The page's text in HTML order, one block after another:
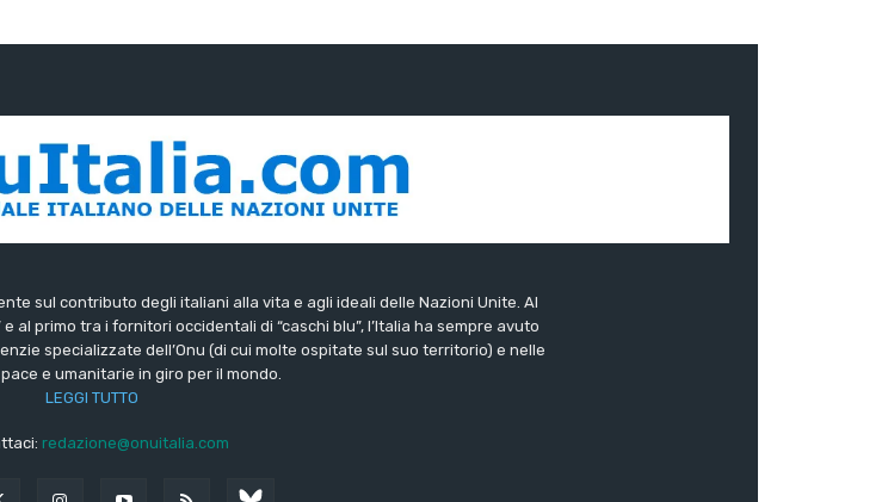
sul contributo degli italiani alla vita e agli ideali delle Nazioni Unite. Al
al primo tra i fornitori occidentali di “caschi blu”, l’Italia ha sempre avuto
specializzate dell’Onu (di cui molte ospitate sul suo territorio) e nelle
e umanitarie in giro per il mondo.
LEGGI TUTTO
redazione@onuitalia.com